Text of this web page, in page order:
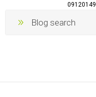
Blog search